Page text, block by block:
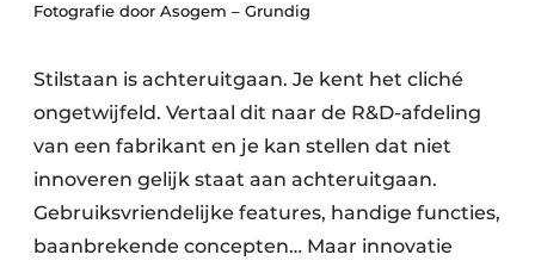
Fotografie door Asogem – Grundig
Stilstaan is achteruitgaan. Je kent het cliché
ongetwijfeld. Vertaal dit naar de R&D-afdeling
van een fabrikant en je kan stellen dat niet
innoveren gelijk staat aan achteruitgaan.
Gebruiksvriendelijke features, handige functies,
baanbrekende concepten… Maar innovatie